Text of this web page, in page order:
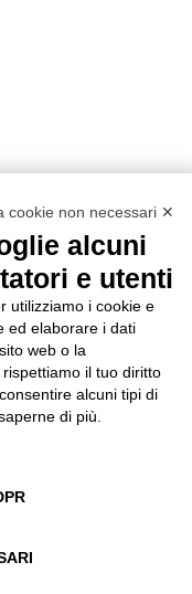
cookie non necessari ✕
alcuni
e utenti
utilizziamo i cookie e
ed elaborare i dati
web o la
il tuo diritto
alcuni tipi di
di più.